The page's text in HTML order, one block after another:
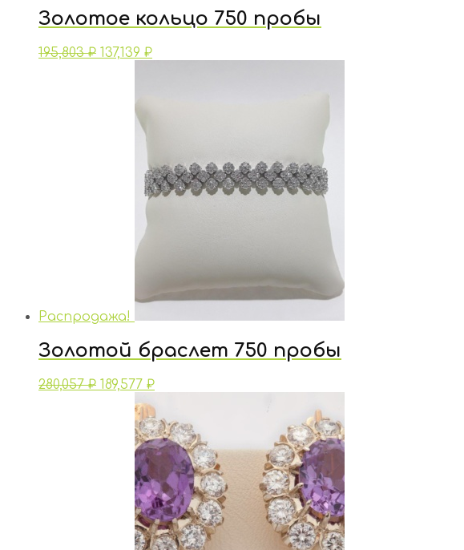
Золотое кольцо 750 пробы
195,803₽ 137,139 ₽
Распродажа!
Золотой браслет 750 пробы
280,057₽ 189,577 ₽